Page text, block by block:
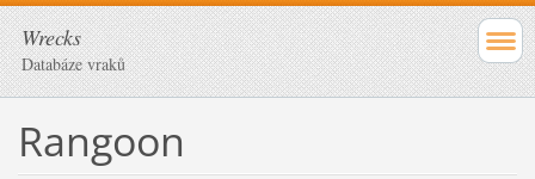
Wrecks
Databáze vraků
Rangoon